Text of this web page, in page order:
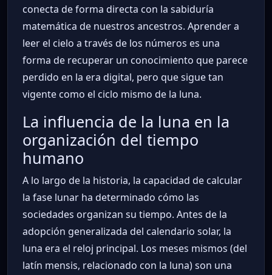
conecta de forma directa con la sabiduría
matemática de nuestros ancestros. Aprender a
leer el cielo a través de los números es una
forma de recuperar un conocimiento que parece
perdido en la era digital, pero que sigue tan
vigente como el ciclo mismo de la luna.
La influencia de la luna en la
organización del tiempo
humano
A lo largo de la historia, la capacidad de calcular
la fase lunar ha determinado cómo las
sociedades organizan su tiempo. Antes de la
adopción generalizada del calendario solar, la
luna era el reloj principal. Los meses mismos (del
latín mensis, relacionado con la luna) son una